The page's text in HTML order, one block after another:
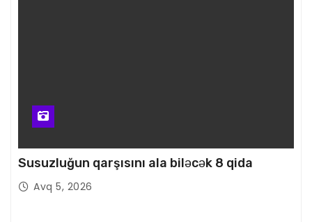
Susuzluğun qarşısını ala biləcək 8 qida
Avq 5, 2026